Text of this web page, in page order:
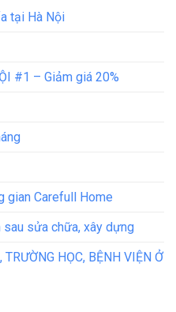
tại Hà Nội
#1 – Giảm giá 20%
gian Carefull Home
sửa chữa, xây dựng
HỌC, BỆNH VIỆN Ở